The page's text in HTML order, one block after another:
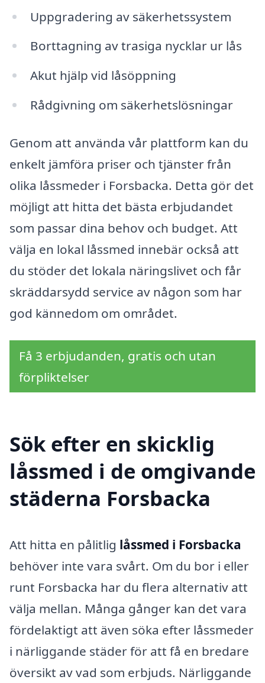
Uppgradering av säkerhetssystem
Borttagning av trasiga nycklar ur lås
Akut hjälp vid låsöppning
Rådgivning om säkerhetslösningar
Genom att använda vår plattform kan du
enkelt jämföra priser och tjänster från
olika låssmeder i Forsbacka. Detta gör det
möjligt att hitta det bästa erbjudandet
som passar dina behov och budget. Att
välja en lokal låssmed innebär också att
du stöder det lokala näringslivet och får
skräddarsydd service av någon som har
god kännedom om området.
Få 3 erbjudanden, gratis och utan
förpliktelser
Sök efter en skicklig
låssmed i de omgivande
städerna Forsbacka
Att hitta en pålitlig låssmed i Forsbacka
behöver inte vara svårt. Om du bor i eller
runt Forsbacka har du flera alternativ att
välja mellan. Många gånger kan det vara
fördelaktigt att även söka efter låssmeder
i närliggande städer för att få en bredare
översikt av vad som erbjuds. Närliggande